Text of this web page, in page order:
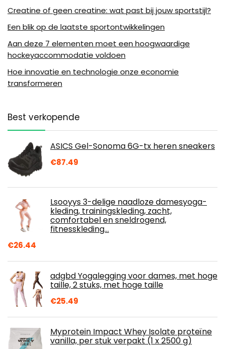
Creatine of geen creatine: wat past bij jouw sportstijl?
Een blik op de laatste sportontwikkelingen
Aan deze 7 elementen moet een hoogwaardige
hockeyaccommodatie voldoen
Hoe innovatie en technologie onze economie
transformeren
Best verkopende
ASICS Gel-Sonoma 6G-tx heren sneakers
€87.49
Lsooyys 3-delige naadloze damesyoga-
kleding, trainingskleding, zacht,
comfortabel en sneldrogend,
fitnesskleding…
€26.44
adgbd Yogalegging voor dames, met hoge
taille, 2 stuks, met hoge taille
€25.49
Myprotein Impact Whey Isolate proteïne
vanilla, per stuk verpakt (1 x 2500 g)